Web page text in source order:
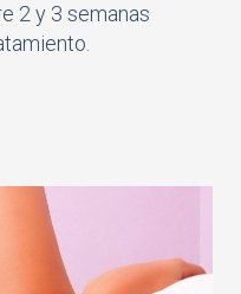
2 y 3 semanas